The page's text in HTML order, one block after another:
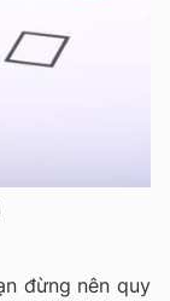
đừng nên quy